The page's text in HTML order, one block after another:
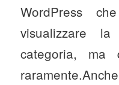
WordPress
visualizzare
categoria, ma